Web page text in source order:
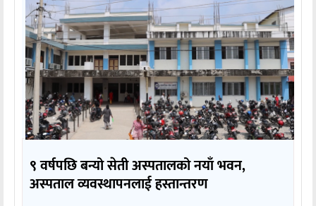
९ वर्षपछि बन्यो सेती अस्पतालको नयाँ भवन,
अस्पताल व्यवस्थापनलाई हस्तान्तरण